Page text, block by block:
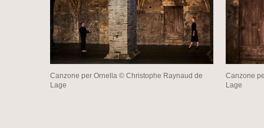
Canzone per Ornella © Christophe Raynaud de
Lage
Canzone
Lage